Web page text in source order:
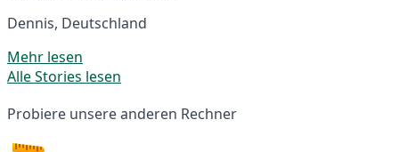
Dennis, Deutschland
Mehr lesen
Alle Stories lesen
Probiere unsere anderen Rechner